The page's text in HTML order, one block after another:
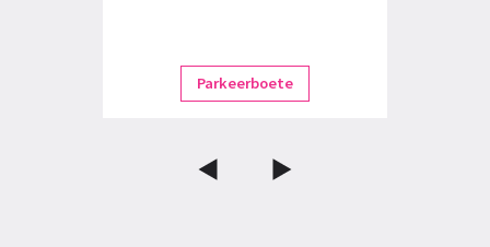
Parkeerboete